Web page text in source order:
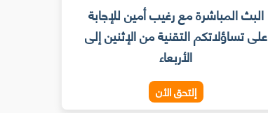
البث المباشرة مع رغيب أمين للإجابة
على تساؤلاتكم التقنية من الإثنين إلى
الأربعاء
إلتحق الأن